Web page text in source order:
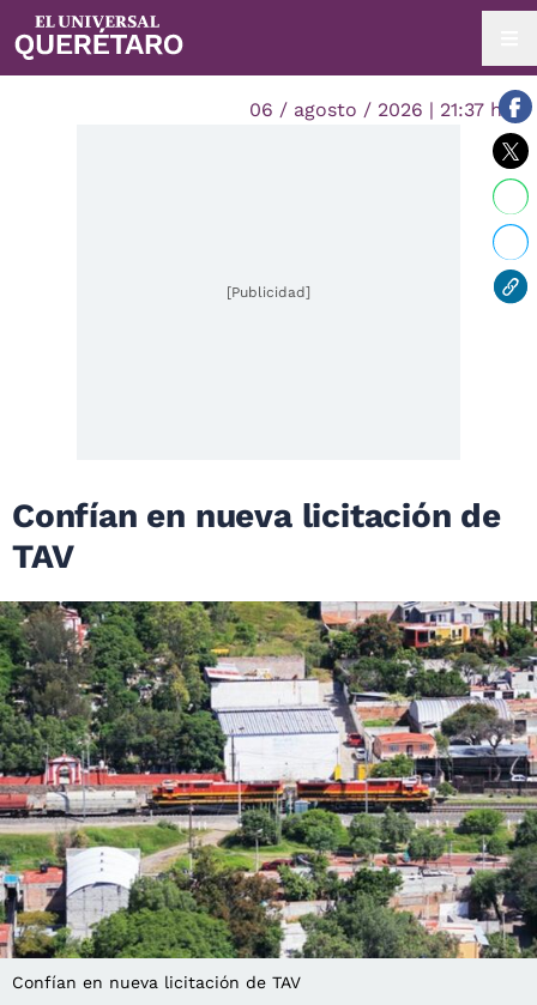
06 / agosto / 2026 | 21:37 hrs.
[Publicidad]
Confían en nueva licitación de
TAV
Confían en nueva licitación de TAV